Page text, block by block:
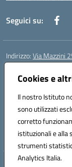
Cookies e
Il nostro Istituto
sono utilizzati
corretto
istituzionali e alla
strumenti
Analytics Italia.
Seguici su:
Indirizzo:Via Mazzini
Centralino:
Posta elettronica
Codice fiscale:
Codice
Codice Indice delle
Codice unico di